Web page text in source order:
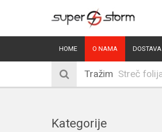
HOME O NAMA DOSTAVA
Tražim
Kategorije